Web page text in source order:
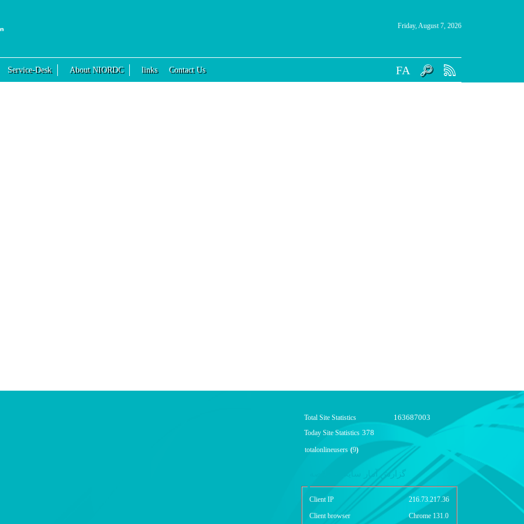
Friday, August 7, 2026
Service-Desk About NIORDC links Contact Us FA
Total Site Statistics 163687003
Today Site Statistics 378
totalonlineusers (9)
گزارش آمار سایت - خلاصه
Client IP
216.73.217.36
Client browser
Chrome 131.0